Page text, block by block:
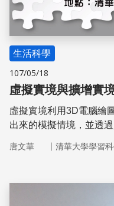
生活科學
107/05/18
虛擬實境與擴增實
虛擬實境利用3D電腦繪
出來的模擬情境，並透
趣，並能提升學習效果
唐文華 ｜ 清華大學學習